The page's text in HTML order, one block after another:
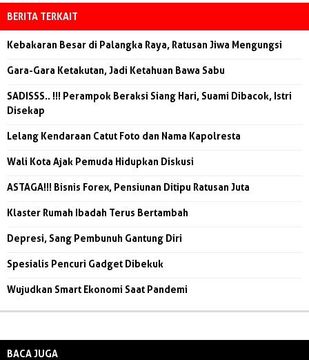
BERITA TERKAIT
Kebakaran Besar di Palangka Raya, Ratusan Jiwa Mengungsi
Gara-Gara Ketakutan, Jadi Ketahuan Bawa Sabu
SADISSS.. !!! Perampok Beraksi Siang Hari, Suami Dibacok, Istri
Disekap
Lelang Kendaraan Catut Foto dan Nama Kapolresta
Wali Kota Ajak Pemuda Hidupkan Diskusi
ASTAGA!!! Bisnis Forex, Pensiunan Ditipu Ratusan Juta
Klaster Rumah Ibadah Terus Bertambah
Depresi, Sang Pembunuh Gantung Diri
Spesialis Pencuri Gadget Dibekuk
Wujudkan Smart Ekonomi Saat Pandemi
BACA JUGA